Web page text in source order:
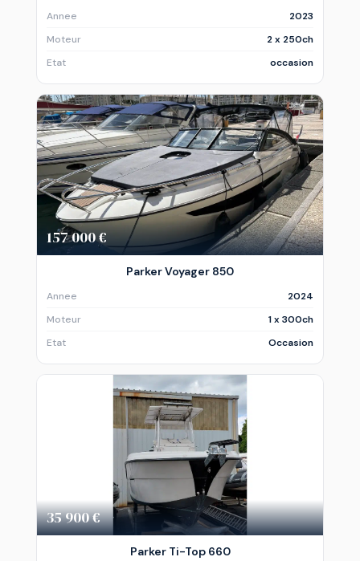
Annee
2023
Moteur
2 x 250ch
Etat
occasion
157 000 €
Parker Voyager 850
Annee
2024
Moteur
1 x 300ch
Etat
Occasion
35 900 €
Parker Ti-Top 660